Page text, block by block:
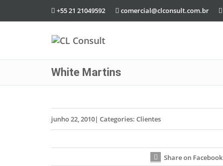
+55 21 21049592 comercial@clconsult.com.br
White Martins
junho 22, 2010| Categories: Clientes
Share on Facebook